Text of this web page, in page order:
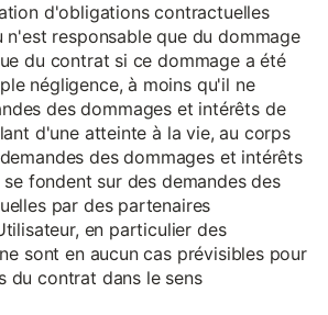
d'obligations contractuelles
n'est responsable que du dommage
du contrat si ce dommage a été
négligence, à moins qu'il ne
des dommages et intérêts de
d'une atteinte à la vie, au corps
des dommages et intérêts
fondent sur des demandes des
par des partenaires
en particulier des
sont en aucun cas prévisibles pour
du contrat dans le sens